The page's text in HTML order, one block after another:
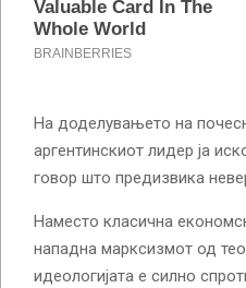
На доделувањето на
аргентинскиот лидер ја
говор што предизвика
Наместо класична
нападна марксизмот од
идеологијата е силно